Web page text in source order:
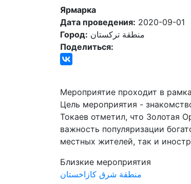
Ярмарка
Дата проведения: 2020-09-01
Город: منطقة تركستان
Поделиться:
Мероприятие проходит в
Цель мероприятия -
Токаев отметил, что Золотая
важность популяризации
местных жителей, так и
Близкие мероприятия
منطقة شرق كازاخستان